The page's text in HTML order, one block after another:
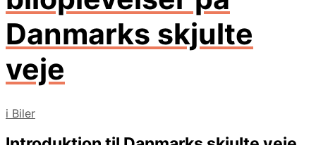
Danmarks skjulte
veje
i Biler